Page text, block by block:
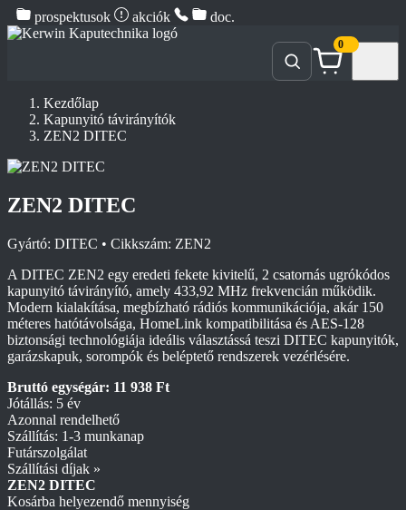
prospektusok akciók doc.
0
Kezdőlap
Kapunyitó távirányítók
ZEN2 DITEC
ZEN2 DITEC
Gyártó: DITEC • Cikkszám: ZEN2
A DITEC ZEN2 egy eredeti fekete kivitelű, 2 csatornás ugrókódos
kapunyitó távirányító, amely 433,92 MHz frekvencián működik.
Modern kialakítása, megbízható rádiós kommunikációja, akár 150
méteres hatótávolsága, HomeLink kompatibilitása és AES-128
biztonsági technológiája ideális választássá teszi DITEC kapunyitók,
garázskapuk, sorompók és beléptető rendszerek vezérlésére.
Bruttó egységár: 11 938 Ft
Jótállás: 5 év
Azonnal rendelhető
Szállítás: 1-3 munkanap
Futárszolgálat
Szállítási díjak »
ZEN2 DITEC
Kosárba helyezendő mennyiség